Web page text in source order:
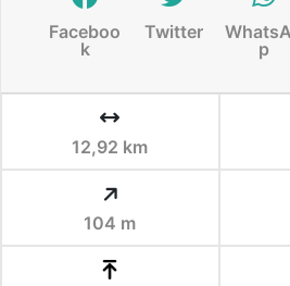
Faceboo
k
Twitter
p
12,92 km
104 m